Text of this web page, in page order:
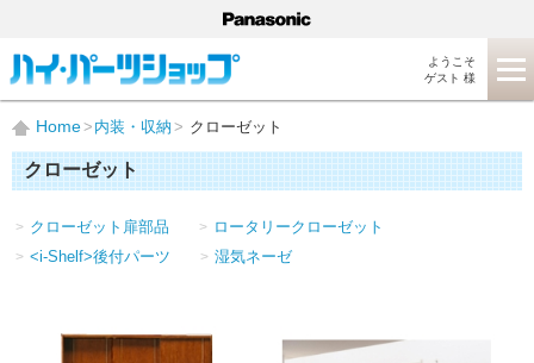
ようこそ
ゲスト 様
Home 内装・収納 クローゼット
クローゼット
クローゼット扉部品
ロータリークローゼット
<i-Shelf>後付パーツ
湿気ネーゼ